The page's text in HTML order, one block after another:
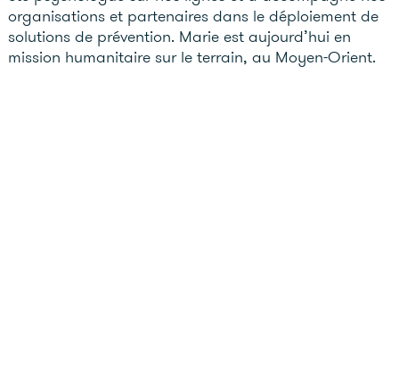
organisations et partenaires dans le déploiement de
solutions de prévention. Marie est aujourd’hui en
mission humanitaire sur le terrain, au Moyen-Orient.